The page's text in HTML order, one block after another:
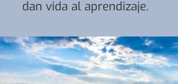
dan vida al aprendizaje.